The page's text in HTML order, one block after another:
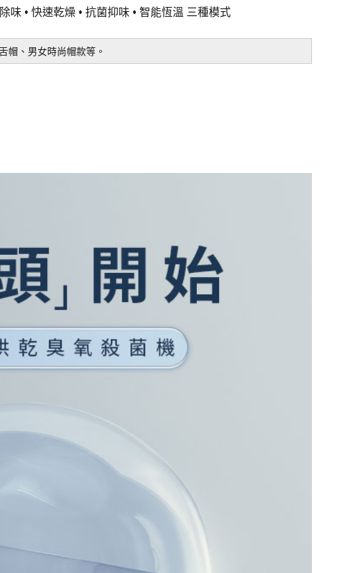
味 • 快速乾燥 • 抗菌抑味 • 智能恆溫 三種模式
帽、男女時尚帽款等。